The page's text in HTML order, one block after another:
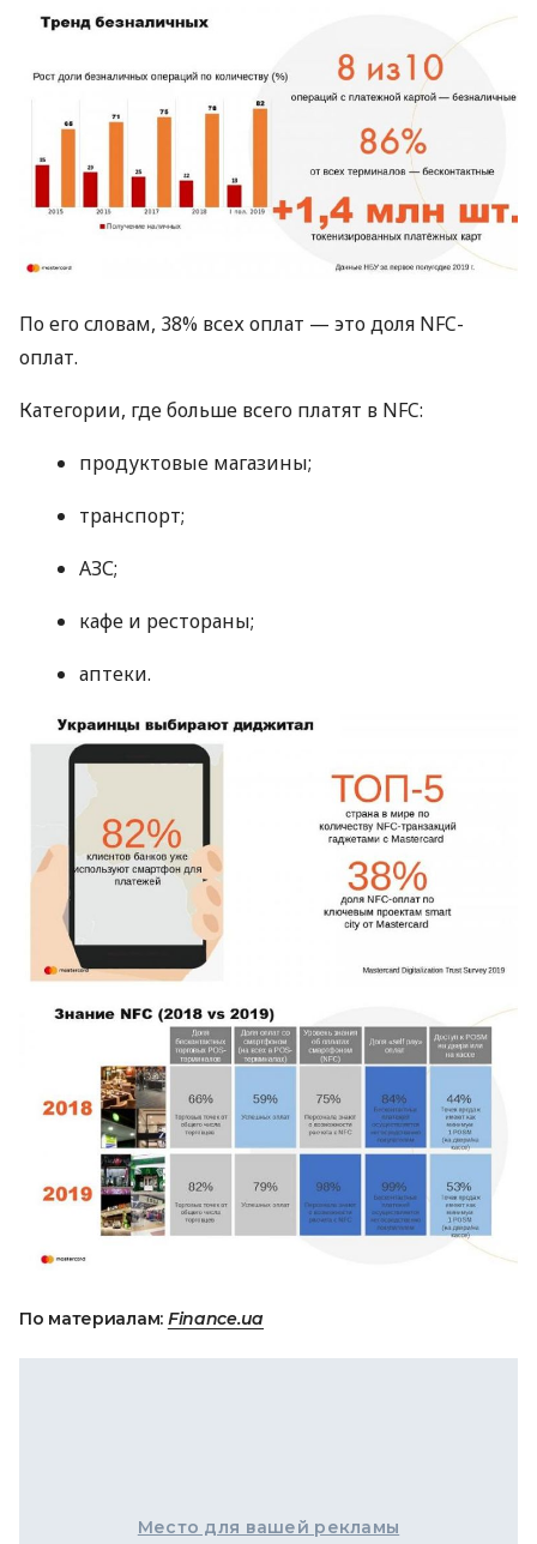
По его словам, 38% всех оплат — это доля NFC-
оплат.
Категории, где больше всего платят в NFC:
продуктовые магазины;
транспорт;
АЗС;
кафе и рестораны;
аптеки.
По материалам: Finance.ua
Место для вашей рекламы